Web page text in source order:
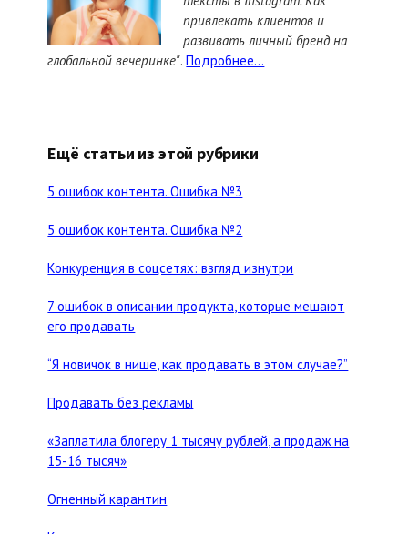
привлекать клиентов и
развивать личный бренд на
глобальной вечеринке".Подробнее...
Ещё статьи из этой рубрики
5 ошибок контента. Ошибка №3
5 ошибок контента. Ошибка №2
Конкуренция в соцсетях: взгляд изнутри
7 ошибок в описании продукта, которые мешают
его продавать
“Я новичок в нише, как продавать в этом случае?”
Продавать без рекламы
«Заплатила блогеру 1 тысячу рублей, а продаж на
15-16 тысяч»
Огненный карантин